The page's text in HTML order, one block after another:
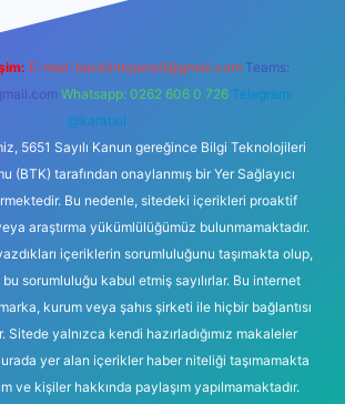
E-mail: backlinkpaneli@gmail.com Teams:
Whatsapp: 0262 606 0 726 Telegram:
@karabul
5651 Sayılı Kanun gereğince Bilgi Teknolojileri
(BTK) tarafından onaylanmış bir Yer Sağlayıcı
Bu nedenle, sitedeki içerikleri proaktif
araştırma yükümlülüğümüz bulunmamaktadır.
içeriklerin sorumluluğunu taşımakta olup,
sorumluluğu kabul etmiş sayılırlar. Bu internet
kurum veya şahıs şirketi ile hiçbir bağlantısı
Sitede yalnızca kendi hazırladığımız makaleler
yer alan içerikler haber niteliği taşımamakta
ve kişiler hakkında paylaşım yapılmamaktadır.